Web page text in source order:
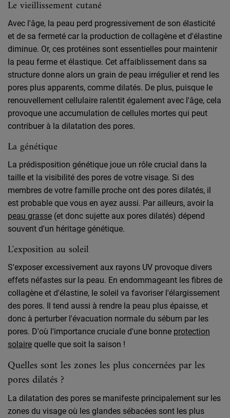
Le vieillissement cutané
Avec l'âge, la peau perd progressivement de son élasticité
et de sa fermeté car la production de collagène et d'élastine
diminue. Or, ces protéines sont essentielles pour maintenir
la peau ferme et élastique. Cet affaiblissement dans sa
structure donne alors un grain de peau irrégulier et rend les
pores plus apparents, comme dilatés. De plus, puisque le
renouvellement cellulaire ralentit également avec l'âge, cela
provoque une accumulation de cellules mortes qui peut
contribuer à la dilatation des pores.
La génétique
La prédisposition génétique joue un rôle crucial dans la
taille et la visibilité des pores de votre visage. Si des
membres de votre famille proche ont des pores dilatés, il
est probable que vous en ayez aussi. Par ailleurs, avoir la
peau grasse (et donc sujette aux pores dilatés) dépend
souvent d'un héritage génétique.
L'exposition au soleil
S'exposer excessivement aux rayons UV provoque divers
effets néfastes sur la peau. En endommageant les fibres de
collagène et d'élastine, le soleil va favoriser l'élargissement
des pores. Il tend aussi à rendre la peau plus épaisse, et
donc à perturber l'évacuation normale du sébum par les
pores. D'où l'importance cruciale d'une bonne protection
solaire quelle que soit la saison !
Quelles sont les zones les plus concernées par les
pores dilatés ?
La dilatation des pores se manifeste principalement sur les
zones du visage où les glandes sébacées sont les plus